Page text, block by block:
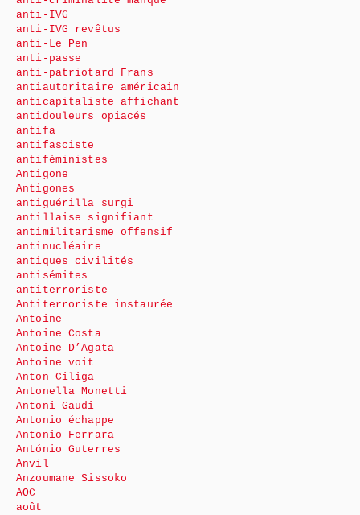
anti-IVG
anti-IVG revêtus
anti-Le Pen
anti-passe
anti-patriotard Frans
antiautoritaire américain
anticapitaliste affichant
antidouleurs opiacés
antifa
antifasciste
antiféministes
Antigone
Antigones
antiguérilla surgi
antillaise signifiant
antimilitarisme offensif
antinucléaire
antiques civilités
antisémites
antiterroriste
Antiterroriste instaurée
Antoine
Antoine Costa
Antoine D’Agata
Antoine voit
Anton Ciliga
Antonella Monetti
Antoni Gaudi
Antonio échappe
Antonio Ferrara
António Guterres
Anvil
Anzoumane Sissoko
AOC
août